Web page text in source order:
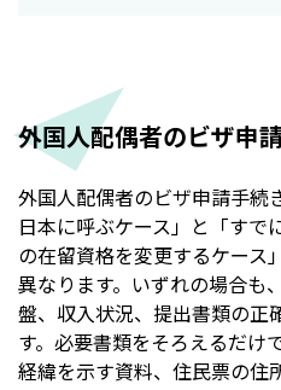
外国人配偶者のビザ申
外国人配偶者のビザ申請手続
日本に呼ぶケース」と「すで
の在留資格を変更するケース
異なります。いずれの場合も
盤、収入状況、提出書類の正
す。必要書類をそろえるだけ
経緯を示す資料、住民票の住